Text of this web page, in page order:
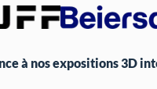
à nos expositions 3D